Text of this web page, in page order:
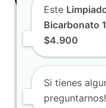
Este
Bicarbonato
$4.900
Si tienes
preguntarnos!